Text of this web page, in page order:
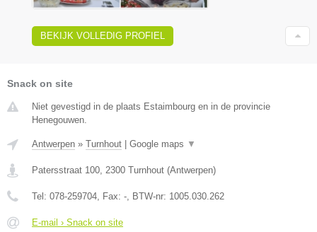
BEKIJK VOLLEDIG PROFIEL
Snack on site
Niet gevestigd in de plaats Estaimbourg en in de provincie
Henegouwen.
Antwerpen » Turnhout | Google maps ▼
Patersstraat 100 2300 Turnhout (Antwerpen)
Tel: 078-259704 , Fax: - , BTW-nr: 1005.030.262
E-mail › Snack on site